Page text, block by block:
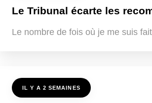
Le Tribunal écarte les
Le nombre de fois où je me suis
IL Y A 2 SEMAINES